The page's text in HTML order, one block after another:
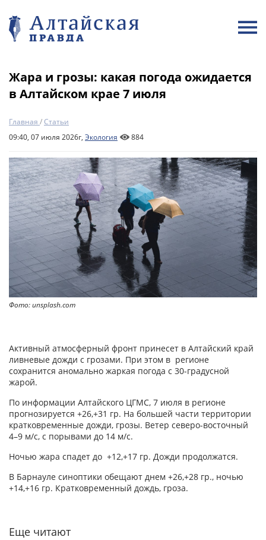
Жара и грозы: какая погода ожидается
в Алтайском крае 7 июля
Главная /Статьи
09:40, 07 июля 2026г, Экология 884
Фото: unsplash.com
Активный атмосферный фронт принесет в Алтайский край
ливневые дожди с грозами. При этом в регионе
сохранится аномально жаркая погода с 30-градусной
жарой.
По информации Алтайского ЦГМС, 7 июля в регионе
прогнозируется +26,+31 гр. На большей части территории
кратковременные дожди, грозы. Ветер северо-восточный
4–9 м/с, с порывами до 14 м/с.
Ночью жара спадет до +12,+17 гр. Дожди продолжатся.
В Барнауле синоптики обещают днем +26,+28 гр., ночью
+14,+16 гр. Кратковременный дождь, гроза.
Еще читают